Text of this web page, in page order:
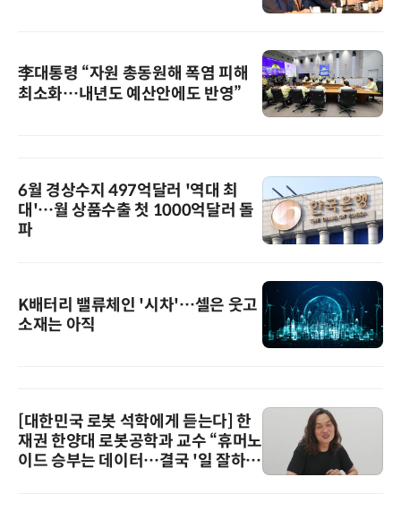
李대통령 “자원 총동원해 폭염 피해
최소화…내년도 예산안에도 반영”
6월 경상수지 497억달러 '역대 최
대'…월 상품수출 첫 1000억달러 돌
파
K배터리 밸류체인 '시차'…셀은 웃고
소재는 아직
[대한민국 로봇 석학에게 듣는다] 한
재권 한양대 로봇공학과 교수 “휴머노
이드 승부는 데이터…결국 '일 잘하는